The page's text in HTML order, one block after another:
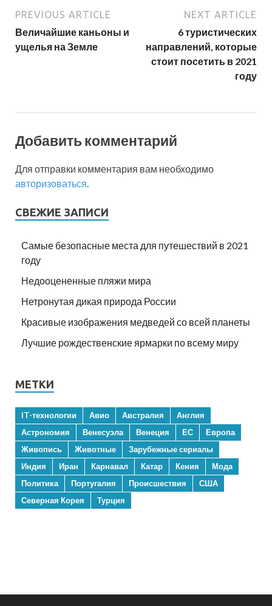
PREVIOUS ARTICLE
Величайшие каньоны и
ущелья на Земле
NEXT ARTICLE
6 туристических
направлений, которые
стоит посетить в 2021
году
Добавить комментарий
Для отправки комментария вам необходимо
авторизоваться.
СВЕЖИЕ ЗАПИСИ
Самые безопасные места для путешествий в 2021
году
Недооцененные пляжи мира
Нетронутая дикая природа России
Красивые изображения медведей со всей планеты
Лучшие рождественские ярмарки по всему миру
МЕТКИ
IT-технологии Авио Австралия
Англия
Астрономия
Венесуэла Венеция ЕС
Европа
Живопись
Животные
Зарубежные сериалы
Индия
Иран Карнавал Катар Кения
Мода
Политика
Португалия Происшествия
США
Северная Корея
Турция